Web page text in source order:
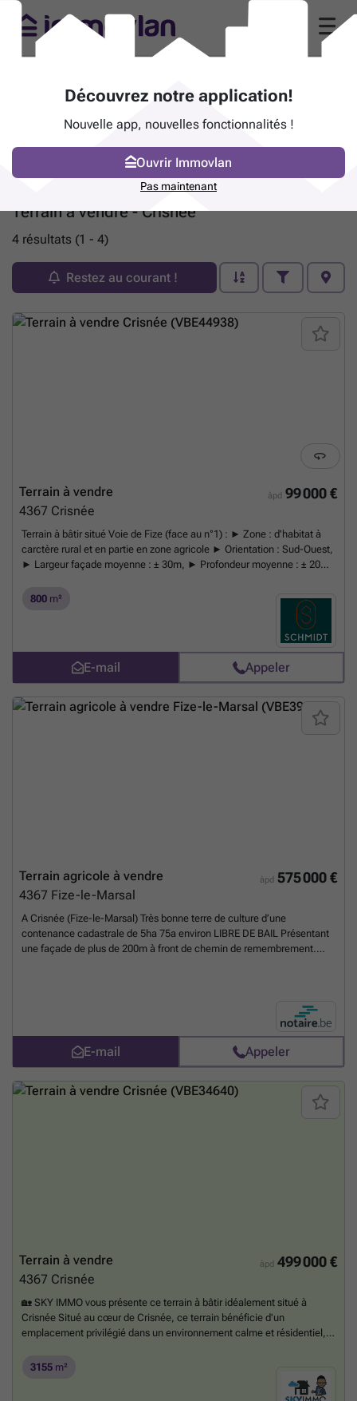
Terrain à vendre - Crisnée
4 résultats (1 - 4)
Restez au courant !
àpd 99 000 €
Terrain à vendre
4367 Crisnée
Terrain à bâtir situé Voie de Fize (face au n°1) : ► Zone : d'habitat à
carctère rural et en partie en zone agricole ► Orientation : Sud-Ouest,
► Largeur façade moyenne : ± 30m, ► Profondeur moyenne : ± 20m,
: présents sur la Chaussée Verte ► Axe de ruisselement élevé, ►
Lotissement : non, ► Libre de constructeur et d'architecte, *Le
En savoir
800 m²
E-mail Appeler
àpd 575 000 €
Terrain agricole à vendre
4367 Fize-le-Marsal
A Crisnée (Fize-le-Marsal) Très bonne terre de culture d’une
contenance cadastrale de 5ha 75a environ LIBRE DE BAIL Présentant
une façade de plus de 200m à front de chemin de remembrement.
E-mail Appeler
àpd 499 000 €
Terrain à vendre
4367 Crisnée
🏡 SKY IMMO vous présente ce terrain à bâtir idéalement situé à
Crisnée Situé au cœur de Crisnée, ce terrain bénéficie d'un
emplacement privilégié dans un environnement calme et résidentiel,
principaux axes de communication. Offrant un beau potentiel de
construction, il constitue l'opportunité idéale pour la réalisation d'une
maison 4 façades, alliant confort, espace et qualité de vie. ✔ Situation
3155 m²
Découvrez notre application!
Nouvelle app, nouvelles fonctionnalités !
Ouvrir Immovlan
Pas maintenant